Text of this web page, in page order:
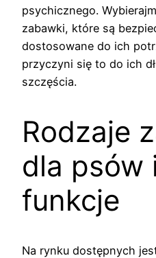
psychicznego.
zabawki, które są
dostosowane do ich
przyczyni się to do ich
szczęścia.
Rodzaje
dla psów
funkcje
Na rynku dostępnych